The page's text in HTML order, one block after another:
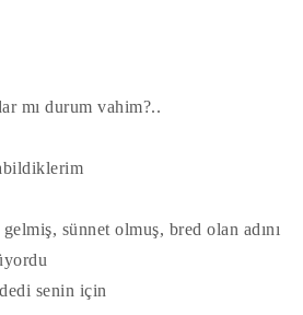
mı durum vahim?..
sünnet olmuş, bred olan adını
senin için